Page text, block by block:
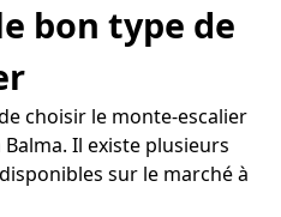
bon type de
choisir le monte-escalier
Il existe plusieurs
sur le marché à